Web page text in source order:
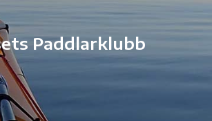
Paddlarklubb